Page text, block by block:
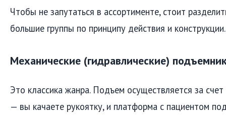
Чтобы не запутаться в ассортименте, стоит
большие группы по принципу действия и конструкции.
Механические (гидравлические)
Это классика жанра. Подъем осуществляется за счет
— вы качаете рукоятку, и платформа с пациентом